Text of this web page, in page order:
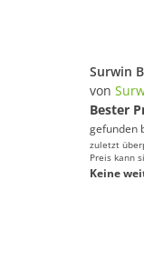
von
Bester
gefunden
zuletzt
Preis kann
Keine